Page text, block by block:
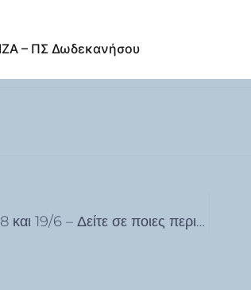
– ΠΣ Δωδεκανήσου
Διακοπές ρεύματος στις 17,18 και 19/6 – Δείτε σε ποιες περιοχές